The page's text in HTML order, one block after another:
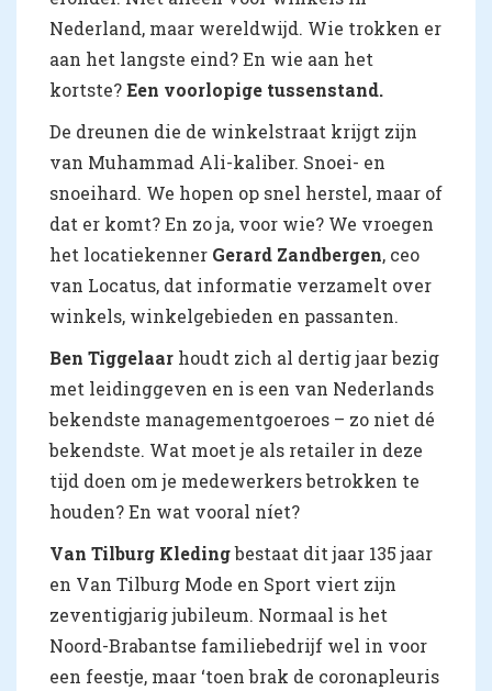
Nederland, maar wereldwijd. Wie trokken er
aan het langste eind? En wie aan het
kortste?Een voorlopige tussenstand.
De dreunen die de winkelstraat krijgt zijn
van Muhammad Ali-kaliber. Snoei- en
snoeihard. We hopen op snel herstel, maar of
dat er komt? En zo ja, voor wie? We vroegen
het locatiekenner Gerard Zandbergen, ceo
van Locatus, dat informatie verzamelt over
winkels, winkelgebieden en passanten.
Ben Tiggelaar houdt zich al dertig jaar bezig
met leidinggeven en is een van Nederlands
bekendste managementgoeroes – zo niet dé
bekendste. Wat moet je als retailer in deze
tijd doen om je medewerkers betrokken te
houden? En wat vooral níet?
Van Tilburg Kledingbestaat dit jaar 135 jaar
en Van Tilburg Mode en Sport viert zijn
zeventigjarig jubileum. Normaal is het
Noord-Brabantse familiebedrijf wel in voor
een feestje, maar ‘toen brak de coronapleuris